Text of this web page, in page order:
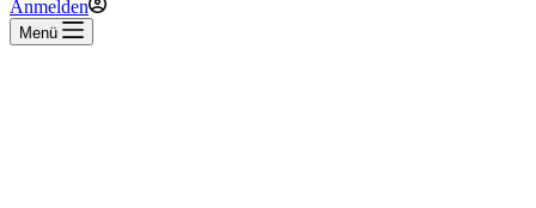
Anmelden
Menü